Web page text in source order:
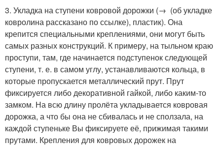
3. Укладка на ступени ковровой дорожки (→ (об укладке
ковролина рассказано по ссылке), пластик). Она
крепится специальными креплениями, они могут быть
самых разных конструкций. К примеру, на тыльном краю
проступи, там, где начинается подступенок следующей
ступени, т. е. в самом углу, устанавливаются кольца, в
которые пропускается металлический прут. Прут
фиксируется либо декоративной гайкой, либо каким-то
замком. На всю длину пролёта укладывается ковровая
дорожка, а что бы она не сбивалась и не сползала, на
каждой ступеньке Вы фиксируете её, прижимая такими
прутами. Крепления для ковровых дорожек на